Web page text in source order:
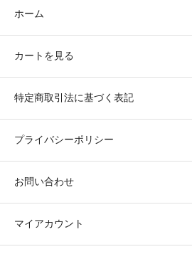
ホーム
カートを見る
特定商取引法に基づく表記
プライバシーポリシー
お問い合わせ
マイアカウント